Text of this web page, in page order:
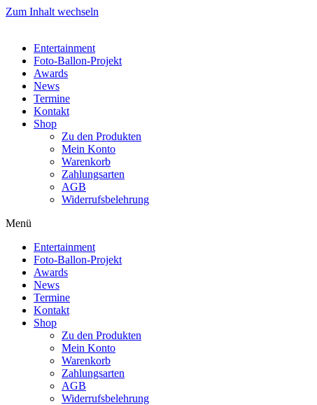
Zum Inhalt wechseln
Entertainment
Foto-Ballon-Projekt
Awards
News
Termine
Kontakt
Shop
Zu den Produkten
Mein Konto
Warenkorb
Zahlungsarten
AGB
Widerrufsbelehrung
Menü
Entertainment
Foto-Ballon-Projekt
Awards
News
Termine
Kontakt
Shop
Zu den Produkten
Mein Konto
Warenkorb
Zahlungsarten
AGB
Widerrufsbelehrung